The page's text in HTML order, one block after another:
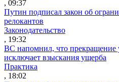
, 09:37
Путин подписал закон об
релокантов
Законодательство
, 19:32
ВС напомнил, что прекращение
исключает взыскания ущерба
Практика
, 18:02